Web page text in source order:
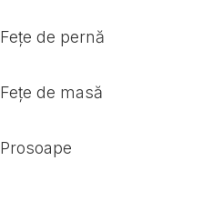
Fețe de pernă
Fețe de masă
Prosoape